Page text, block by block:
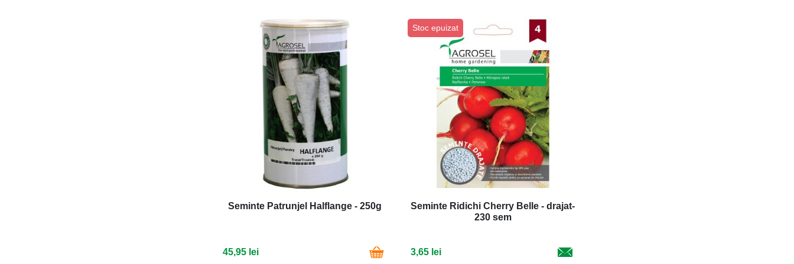
Seminte Patrunjel Halflange - 250g
45,95 lei
Stoc epuizat
Seminte Ridichi Cherry Belle - drajat-
230 sem
3,65 lei